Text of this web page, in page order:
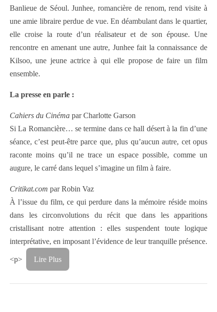
Banlieue de Séoul. Junhee, romancière de renom, rend visite à
une amie libraire perdue de vue. En déambulant dans le quartier,
elle croise la route d’un réalisateur et de son épouse. Une
rencontre en amenant une autre, Junhee fait la connaissance de
Kilsoo, une jeune actrice à qui elle propose de faire un film
ensemble.
La presse en parle :
Cahiers du Cinéma par Charlotte Garson
Si La Romancière… se termine dans ce hall désert à la fin d’une
séance, c’est peut-être parce que, plus qu’aucun autre, cet opus
raconte moins qu’il ne trace un espace possible, comme un
augure, le carré dans lequel s’imagine un film à faire.
Critikat.com par Robin Vaz
À l’issue du film, ce qui perdure dans la mémoire réside moins
dans les circonvolutions du récit que dans les apparitions
cristallisant notre attention : elles suspendent toute logique
interprétative, en imposant l’évidence de leur tranquille présence.
<p> Lire Plus